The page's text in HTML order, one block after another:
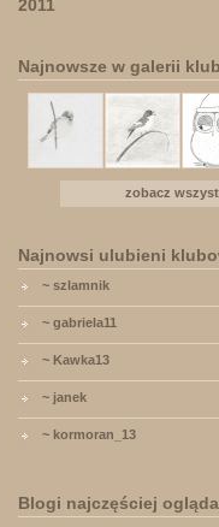
2011
Najnowsze w galerii
zobacz
Najnowsi ulubieni
~ szlamnik
~ gabriela11
~ Kawka13
~ janek
~ kormoran_13
Blogi najczęściej